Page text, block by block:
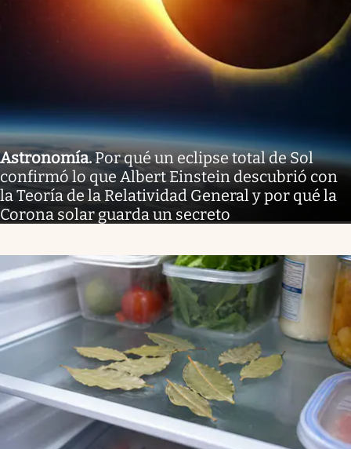
Astronomía.Por qué un eclipse total de Sol
confirmó lo que Albert Einstein descubrió con
la Teoría de la Relatividad General y por qué la
Corona solar guarda un secreto